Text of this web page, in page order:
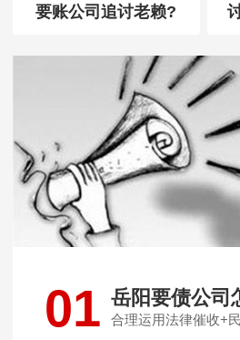
要账公司追讨老赖?
01 岳阳要债公司
合理运用法律催收+